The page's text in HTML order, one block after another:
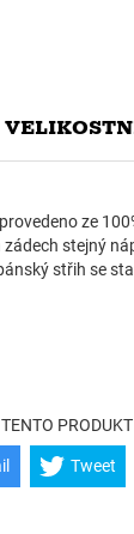
ze
stejný
střih se
PRODUKT
Tweet